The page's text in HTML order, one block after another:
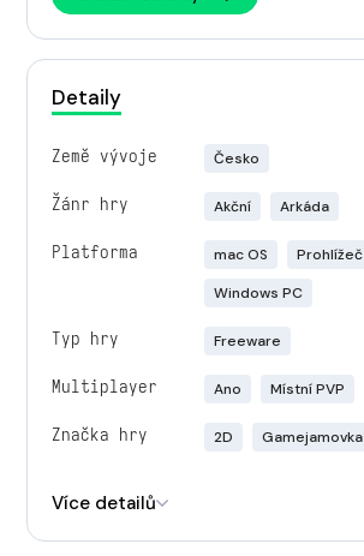
Detaily
Země vývoje Česko
Žánr hry Akční Arkáda
Platforma mac OS
Prohlížeč
Windows PC
Typ hry Freeware
Multiplayer Ano Místní PVP
Značka hry 2D Gamejamovka
Více detailů